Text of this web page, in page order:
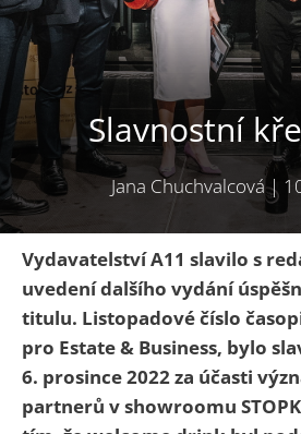
Slavnostní
Jana Chuchvalcová|
Vydavatelství A11 slavilo s
uvedení dalšího vydání
titulu. Listopadové číslo
pro Estate & Business, bylo
6. prosince 2022 za účasti
partnerů v showroomu